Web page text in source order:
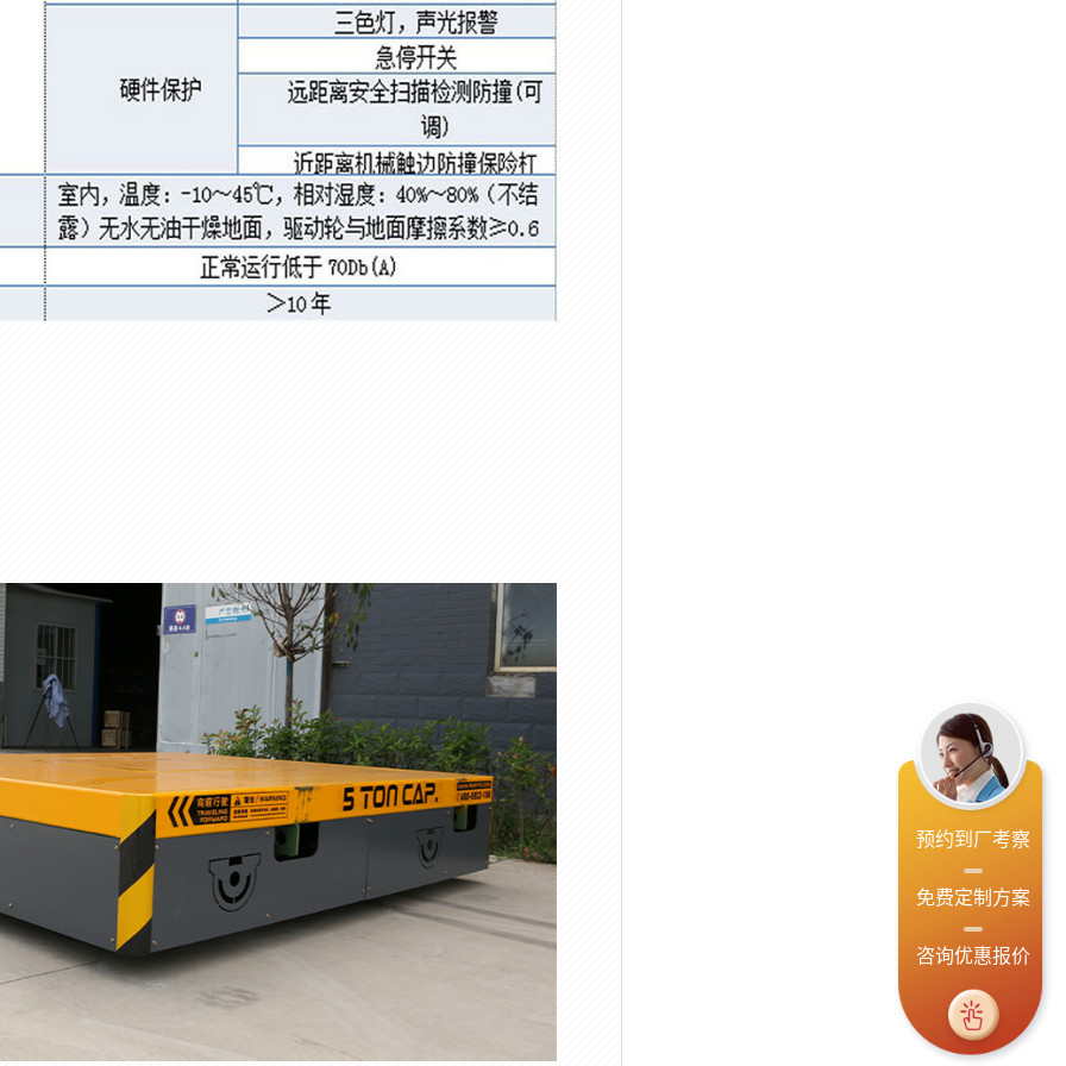
预约到厂考察
免费定制方案
咨询优惠报价